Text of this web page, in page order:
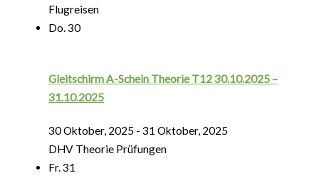
Flugreisen
Do. 30
Gleitschirm A-Schein Theorie T12 30.10.2025 –
31.10.2025
30 Oktober, 2025 - 31 Oktober, 2025
DHV Theorie Prüfungen
Fr.31